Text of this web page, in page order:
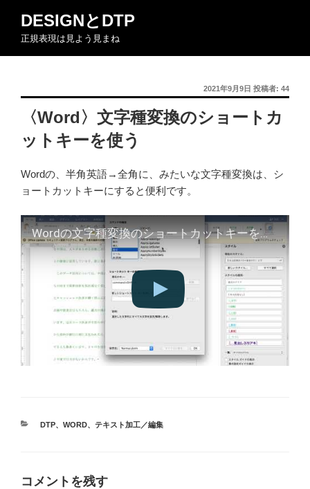
ン
DESIGNとDTP
正規表現は見よう見まね
投
稿
日:
2021年9月9日 投稿者: 44
〈Word〉文字種変換のショートカ
ットキーを使う
Wordの、半角英語→全角に、みたいな文字種変換は、シ
ョートカットキーにすると便利です。
Wordの文字種変換のショートカットキーを指定する
カ
DTP、 WORD、 テキスト加工／編集
コメントを残す